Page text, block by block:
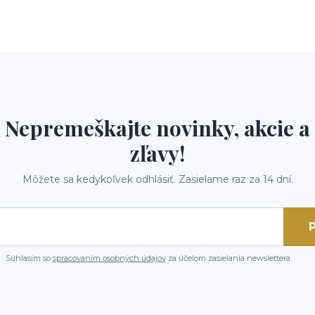
Nepremeškajte novinky, akcie a
zľavy!
Môžete sa kedykoľvek odhlásiť. Zasielame raz za 14 dní.
Súhlasím so spracovaním osobných údajovza účelom zasielania newslettera.